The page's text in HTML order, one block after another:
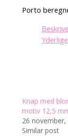
Porto
Knap med
motiv 12,5
26 november,
Similar post